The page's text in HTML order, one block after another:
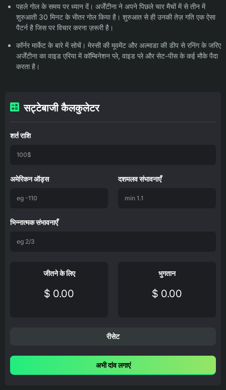
पहले गोल के समय पर ध्यान दें। अर्जेंटीना ने अपने पिछले चार मैचों में से तीन में
शुरुआती 30 मिनट के भीतर गोल किया है। शुरुआत से ही उनकी तेज़ गति एक ऐसा
पैटर्न है जिस पर विचार करना ज़रूरी है।
कॉर्नर मार्केट के बारे में सोचें। मेस्सी की मूवमेंट और अल्माडा की डीप से रनिंग के जरिए
अर्जेंटीना का वाइड एरिया में कॉम्बिनेशन प्ले, वाइड प्ले और सेट-पीस के कई मौके पैदा
करता है।
सट्टेबाजी कैलकुलेटर
शर्त राशि
अमेरिकन ऑड्स दशमलव संभावनाएँ
भिन्नात्मक संभावनाएँ
जीतने के लिए
$ 0.00
भुगतान
$ 0.00
रीसेट
अभी दांव लगाएं